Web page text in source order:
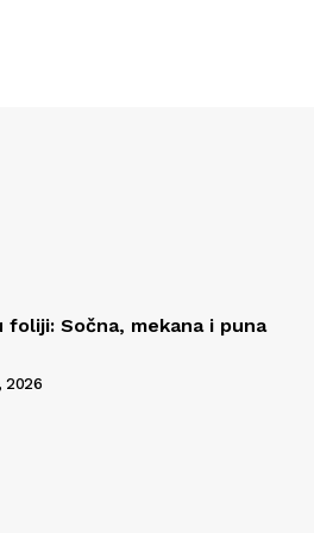
foliji: Sočna, mekana i puna
2026